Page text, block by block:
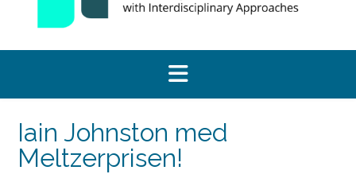
Iain Johnston med
Meltzerprisen!